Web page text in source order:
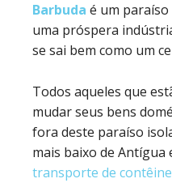
Barbuda é um
uma próspera
se sai bem como um
Todos aqueles que
mudar seus bens
fora deste paraíso
mais baixo de Antígua
transporte de